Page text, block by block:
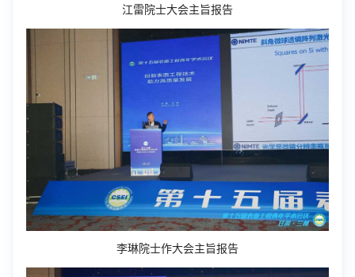
江雷院士大会主旨报告
李琳院士作大会主旨报告